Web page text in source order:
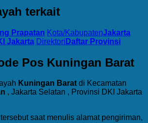
terkait
Prapatan Kota/KabupatenJakarta
Jakarta Direktori Daftar Provinsi
Pos Kuningan Barat
Kuningan Barat di Kecamatan
, Jakarta Selatan , Provinsi DKI Jakarta
saat menulis alamat pengiriman,